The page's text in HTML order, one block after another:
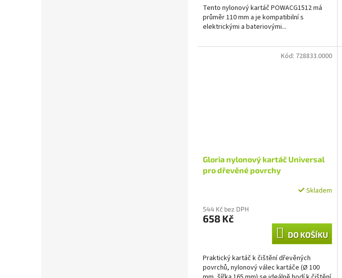
Tento nylonový kartáč POWACG1512 má
průměr 110 mm a je kompatibilní s
elektrickými a bateriovými...
Gloria nylonový kartáč Universal
pro dřevěné povrchy
Skladem
544 Kč bez DPH
658 Kč
DO KOŠÍKU
Praktický kartáč k čištění dřevěných
povrchů, nylonový válec kartáče (Ø 100
Kód: 728833.0000